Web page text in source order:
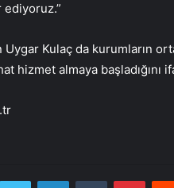
Kulaç da kurumların
hizmet almaya başladığını
Twitter LinkedInTumblr